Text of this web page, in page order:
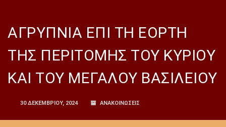
ΑΓΡΥΠΝΙΑ ΕΠΙ ΤΗ ΕΟΡΤΗ
ΤΗΣ ΠΕΡΙΤΟΜΗΣ ΤΟΥ ΚΥΡΙΟΥ
ΚΑΙ ΤΟΥ ΜΕΓΑΛΟΥ ΒΑΣΙΛΕΙΟΥ
30 ΔΕΚΕΜΒΡΊΟΥ, 2024 ΑΝΑΚΟΙΝΩΣΕΙΣ